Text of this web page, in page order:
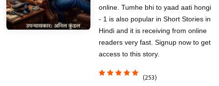
online. Tumhe bhi to yaad aati hongi
- 1 is also popular in Short Stories in
Hindi and it is receiving from online
readers very fast. Signup now to get
access to this story.
(253)